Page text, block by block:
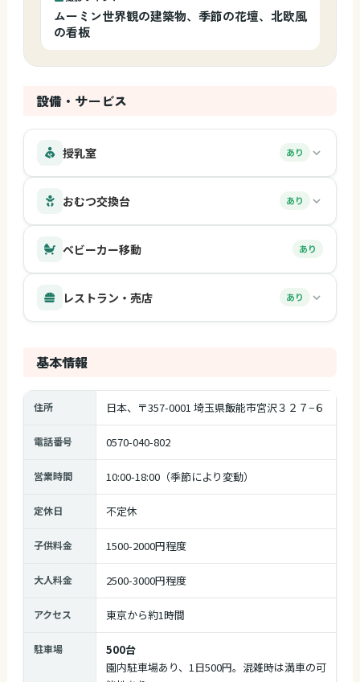
ムーミン世界観の建築物、季節の花壇、北欧風
の看板
設備・サービス
授乳室 あり
おむつ交換台 あり
ベビーカー移動 あり
レストラン・売店 あり
基本情報
住所 日本、〒357-0001 埼玉県飯能市宮沢３２７−６
電話番号 0570-040-802
営業時間 10:00-18:00（季節により変動）
定休日 不定休
子供料金 1500-2000円程度
大人料金 2500-3000円程度
アクセス 東京から約1時間
駐車場
500台
園内駐車場あり、1日500円。混雑時は満車の可